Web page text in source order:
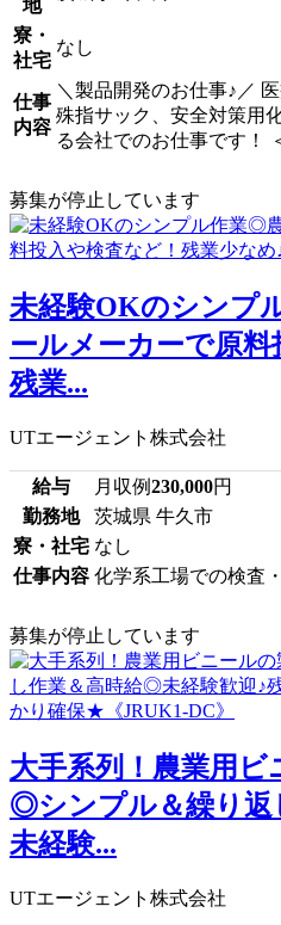
地
寮・
社宅
なし
仕事
内容
＼製品開発のお仕事♪／
殊指サック、安全対策用
る会社でのお仕事です！
募集が停止しています
未経験OKのシンプ
ールメーカーで原料
残業...
UTエージェント株式会社
給与 月収例230,000円
勤務地
茨城県 牛久市
寮・社宅 なし
仕事内容 化学系工場での検査
募集が停止しています
大手系列！農業用ビ
◎シンプル＆繰り
未経験...
UTエージェント株式会社